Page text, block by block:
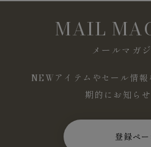
はシンプルな着こ
MAIL
メールマガ
NEWアイテムやセール情
期的にお知らせ
登録ペー